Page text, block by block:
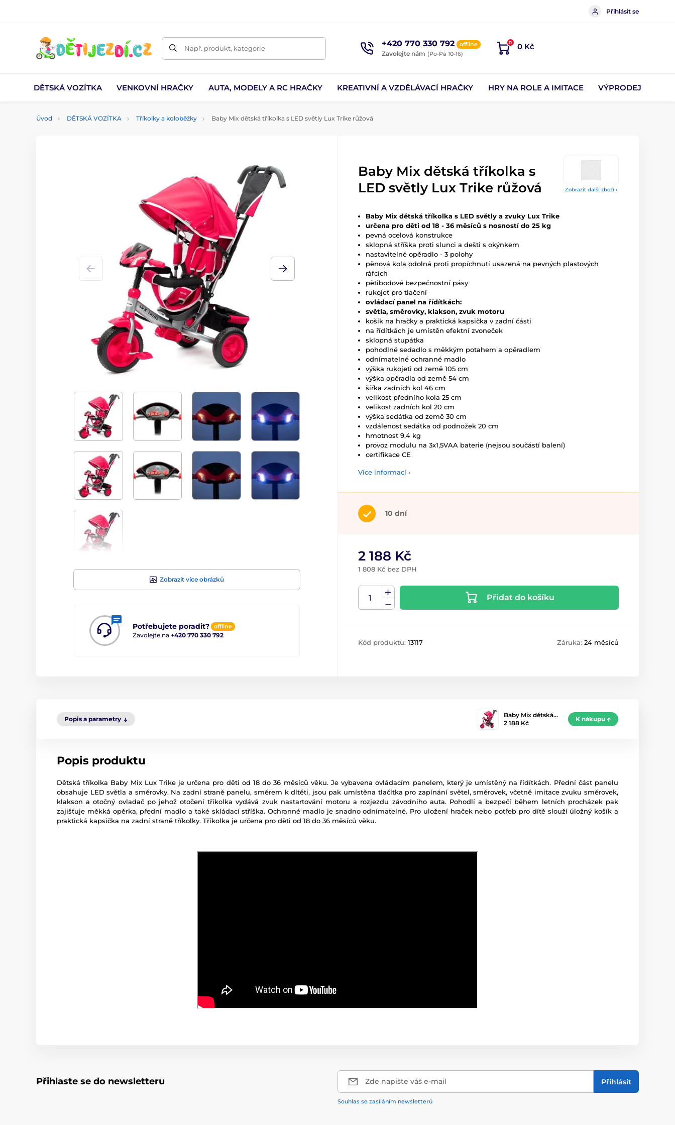
Přihlásit se
Např. produkt, kategorie +420 770 330 792 offline
Zavolejte nám (Po-Pá 10-16)
0 0 Kč
DĚTSKÁ VOZÍTKA VENKOVNÍ HRAČKY AUTA, MODELY A RC HRAČKY KREATIVNÍ A VZDĚLÁVACÍ HRAČKY HRY NA ROLE A IMITACE VÝPRODEJ
Úvod DĚTSKÁ VOZÍTKA Tříkolky a koloběžky Baby Mix dětská tříkolka s LED světly Lux Trike růžová
Zobrazit další zboží ›
Zobrazit více obrázků
Potřebujete poradit? offline
Zavolejte na +420 770 330 792
Baby Mix dětská tříkolka s
LED světly Lux Trike růžová
Baby Mix dětská tříkolka s LED světly a zvuky Lux Trike
určena pro děti od 18 - 36 měsíců s nosností do 25 kg
pevná ocelová konstrukce
sklopná stříška proti slunci a dešti s okýnkem
nastavitelné opěradlo - 3 polohy
pěnová kola odolná proti propíchnutí usazená na pevných plastových
ráfcích
pětibodové bezpečnostní pásy
rukojeť pro tlačení
ovládací panel na řídítkách:
světla, směrovky, klakson, zvuk motoru
košík na hračky a praktická kapsička v zadní části
na řídítkách je umístěn efektní zvoneček
sklopná stupátka
pohodlné sedadlo s měkkým potahem a opěradlem
odnímatelné ochranné madlo
výška rukojeti od země 105 cm
výška opěradla od země 54 cm
šířka zadních kol 46 cm
velikost předního kola 25 cm
velikost zadních kol 20 cm
výška sedátka od země 30 cm
vzdálenost sedátka od podnožek 20 cm
hmotnost 9,4 kg
provoz modulu na 3x1,5VAA baterie (nejsou součástí balení)
certifikace CE
Více informací ›
10 dní
2 188 Kč
1 808 Kč bez DPH
Přidat do košíku
Kód produktu: 13117 Záruka: 24 měsíců
Popis a parametry
Baby Mix dětská…
2 188 Kč
K nákupu
Popis produktu
Dětská tříkolka Baby Mix Lux Trike je určena pro děti od 18 do 36 měsíců věku. Je vybavena ovládacím panelem, který je umístěný na řídítkách. Přední část panelu
obsahuje LED světla a směrovky. Na zadní straně panelu, směrem k dítěti, jsou pak umístěna tlačítka pro zapínání světel, směrovek, včetně imitace zvuku směrovek,
klakson a otočný ovladač po jehož otočení tříkolka vydává zvuk nastartování motoru a rozjezdu závodního auta. Pohodlí a bezpečí během letních procházek pak
zajišťuje měkká opěrka, přední madlo a také skládací stříška. Ochranné madlo je snadno odnímatelné. Pro uložení hraček nebo potřeb pro dítě slouží úložný košík a
praktická kapsička na zadní straně tříkolky. Tříkolka je určena pro děti od 18 do 36 měsíců věku.
Přihlaste se do newsletteru Zde napište váš e-mail Přihlásit
Souhlas se zasíláním newsletterů